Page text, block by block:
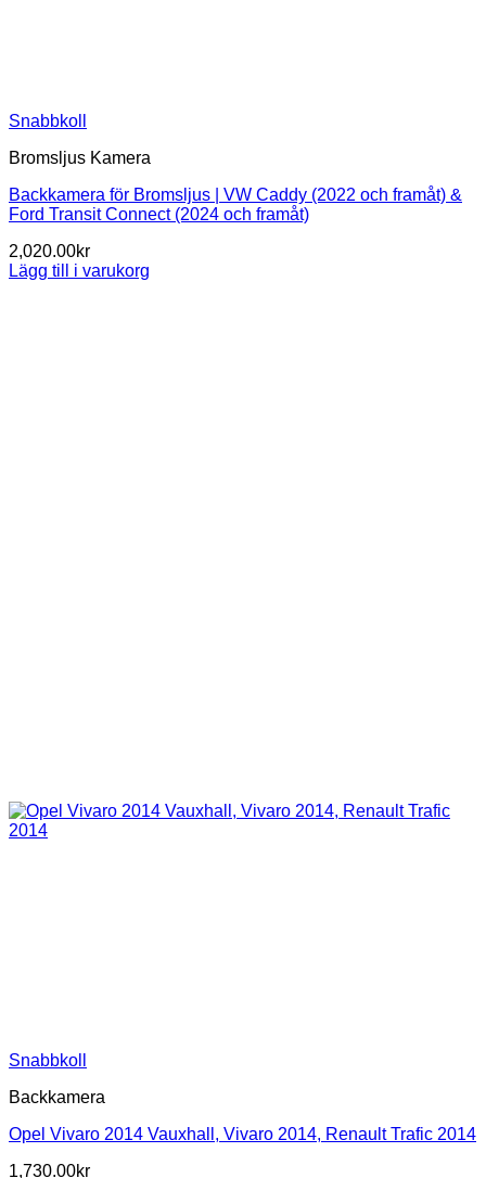
Snabbkoll
Bromsljus Kamera
Backkamera för Bromsljus | VW Caddy (2022 och framåt) &
Ford Transit Connect (2024 och framåt)
2,020.00kr
Lägg till i varukorg
Snabbkoll
Backkamera
Opel Vivaro 2014 Vauxhall, Vivaro 2014, Renault Trafic 2014
1,730.00kr